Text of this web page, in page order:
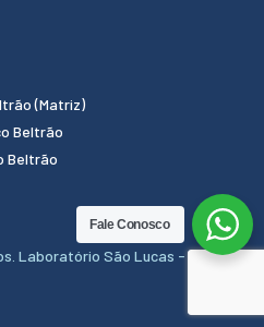
(Matriz)
Beltrão
Beltrão
Laboratório São Lucas - 2024.
Fale Conosco